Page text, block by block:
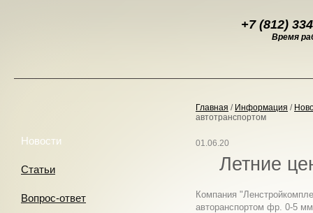
+7 (812)
Время
Главная / Информация /
автотранспортом
01.06.20
Летние
Компания
авторанспортом фр. 0-5
Новости
Статьи
Вопрос-ответ